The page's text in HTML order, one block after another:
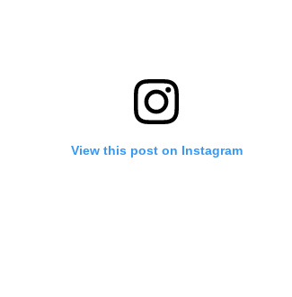
View this post on Instagram